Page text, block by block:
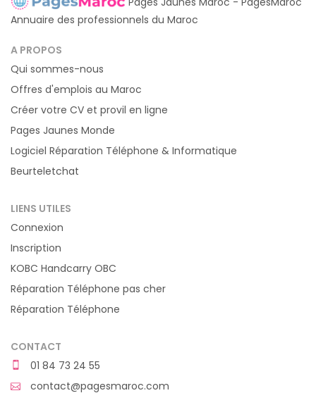
Annuaire des professionnels du Maroc
A PROPOS
Qui sommes-nous
Offres d'emplois au Maroc
Créer votre CV et provil en ligne
Pages Jaunes Monde
Logiciel Réparation Téléphone & Informatique
Beurteletchat
LIENS UTILES
Connexion
Inscription
KOBC Handcarry OBC
Réparation Téléphone pas cher
Réparation Téléphone
CONTACT
01 84 73 24 55
contact@pagesmaroc.com